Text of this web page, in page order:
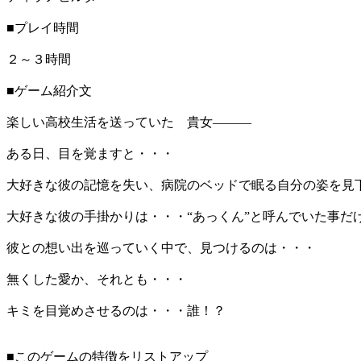
■プレイ時間
２～３時間
■ゲーム紹介文
楽しい高校生活を送っていた 貴女―――
ある日、目を覚ますと・・・
大好きな彼の記憶を失い、病院のベッドで眠る自分の姿を見
大好きな彼の手掛かりは・・・“あっくん”と呼んでいた事だ
​彼との想い出を巡っていく中で、見つけるのは・・・
無くした愛か、それとも・・・
キミを目覚めさせるのは・・・誰！？
■このゲームの特徴をリストアップ